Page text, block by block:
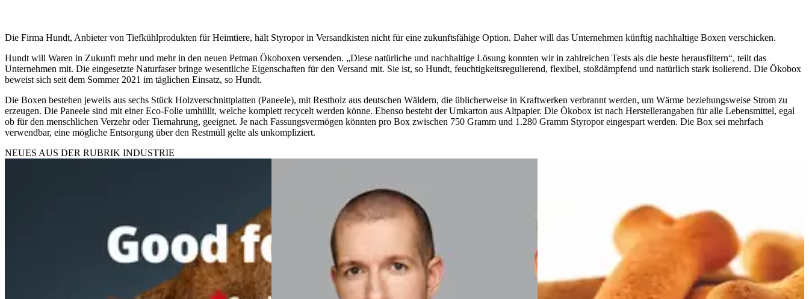
Die Firma Hundt, Anbieter von Tiefkühlprodukten für Heimtiere, hält Styropor in Versandkisten nicht für eine zukunftsfähige Option. Daher will das Unternehmen künftig nachhaltige Boxen verschicken.
Hundt will Waren in Zukunft mehr und mehr in den neuen Petman Ökoboxen versenden. „Diese natürliche und nachhaltige Lösung konnten wir in zahlreichen Tests als die beste herausfiltern“, teilt das
Unternehmen mit. Die eingesetzte Naturfaser bringe wesentliche Eigenschaften für den Versand mit. Sie ist, so Hundt, feuchtigkeitsregulierend, flexibel, stoßdämpfend und natürlich stark isolierend. Die Ökobox
beweist sich seit dem Sommer 2021 im täglichen Einsatz, so Hundt.
Die Boxen bestehen jeweils aus sechs Stück Holzverschnittplatten (Paneele), mit Restholz aus deutschen Wäldern, die üblicherweise in Kraftwerken verbrannt werden, um Wärme beziehungsweise Strom zu
erzeugen. Die Paneele sind mit einer Eco-Folie umhüllt, welche komplett recycelt werden könne. Ebenso besteht der Umkarton aus Altpapier. Die Ökobox ist nach Herstellerangaben für alle Lebensmittel, egal
ob für den menschlichen Verzehr oder Tiernahrung, geeignet. Je nach Fassungsvermögen könnten pro Box zwischen 750 Gramm und 1.280 Gramm Styropor eingespart werden. Die Box sei mehrfach
verwendbar, eine mögliche Entsorgung über den Restmüll gelte als unkompliziert.
NEUES AUS DER RUBRIK INDUSTRIE